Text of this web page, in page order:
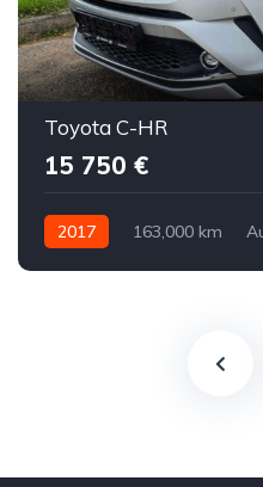
Toyota C-HR
15 750 €
2017 163,000 km